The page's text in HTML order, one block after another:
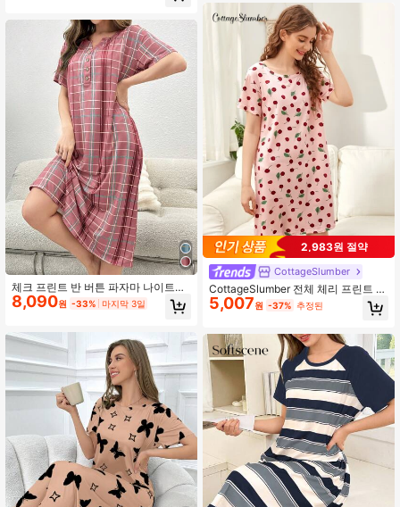
체크 프린트 반 버튼 파자마 나이트드
레스 롱 드레스, 무무 수면 드레스
8,090원 -33% 마지막 3일
2,983원 절약
CottageSlumber
CottageSlumber 전체 체리 프린트 슬
립 드레스, 무무 나이트 드레스
5,007원 -37% 추정된